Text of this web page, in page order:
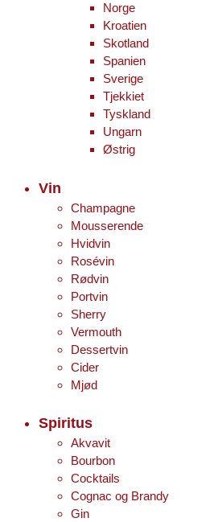
Norge
Kroatien
Skotland
Spanien
Sverige
Tjekkiet
Tyskland
Ungarn
Østrig
Vin
Champagne
Mousserende
Hvidvin
Rosévin
Rødvin
Portvin
Sherry
Vermouth
Dessertvin
Cider
Mjød
Spiritus
Akvavit
Bourbon
Cocktails
Cognac og Brandy
Gin